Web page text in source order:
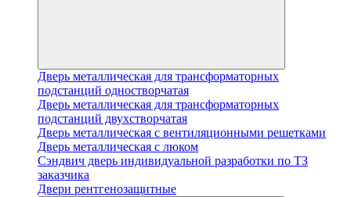
Дверь металлическая для трансформаторных
подстанций одностворчатая
Дверь металлическая для трансформаторных
подстанций двухстворчатая
Дверь металлическая с вентиляционными решетками
Дверь металлическая с люком
Cэндвич дверь индивидуальной разработки по ТЗ
заказчика
Двери рентгенозащитные